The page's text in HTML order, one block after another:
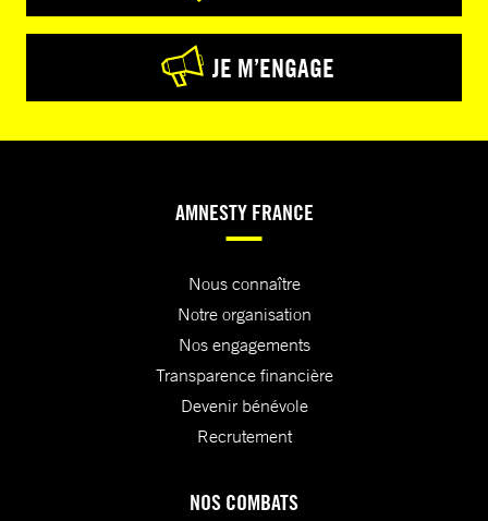
JE M’ENGAGE
AMNESTY FRANCE
Nous connaître
Notre organisation
Nos engagements
Transparence financière
Devenir bénévole
Recrutement
NOS COMBATS